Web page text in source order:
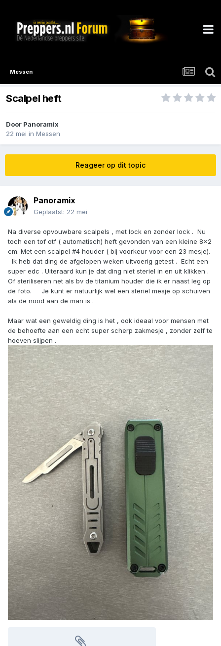
Messen
Scalpel heft
Door Panoramix
22 mei in Messen
Reageer op dit topic
Panoramix
Geplaatst: 22 mei
Na diverse opvouwbare scalpels , met lock en zonder lock . Nu
toch een tof otf ( automatisch) heft gevonden van een kleine 8x2
cm. Met een scalpel #4 houder ( bij voorkeur voor een 23 mesje).
Ik heb dat ding de afgelopen weken uitvoerig getest . Echt een
super edc . Uiteraard kun je dat ding niet steriel in en uit klikken .
Of steriliseren net als bv de titanium houder die ik er naast leg op
de foto. Je kunt er natuurlijk wel een steriel mesje op schuiven
als de nood aan de man is .
Maar wat een geweldig ding is het , ook ideaal voor mensen met
de behoefte aan een echt super scherp zakmesje , zonder zelf te
hoeven slijpen .